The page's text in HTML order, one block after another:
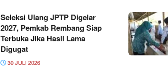
Seleksi Ulang JPTP Digelar
2027, Pemkab Rembang Siap
Terbuka Jika Hasil Lama
Digugat
30 JULI 2026